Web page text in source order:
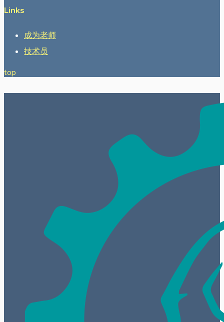
Links
成为老师
技术员
top